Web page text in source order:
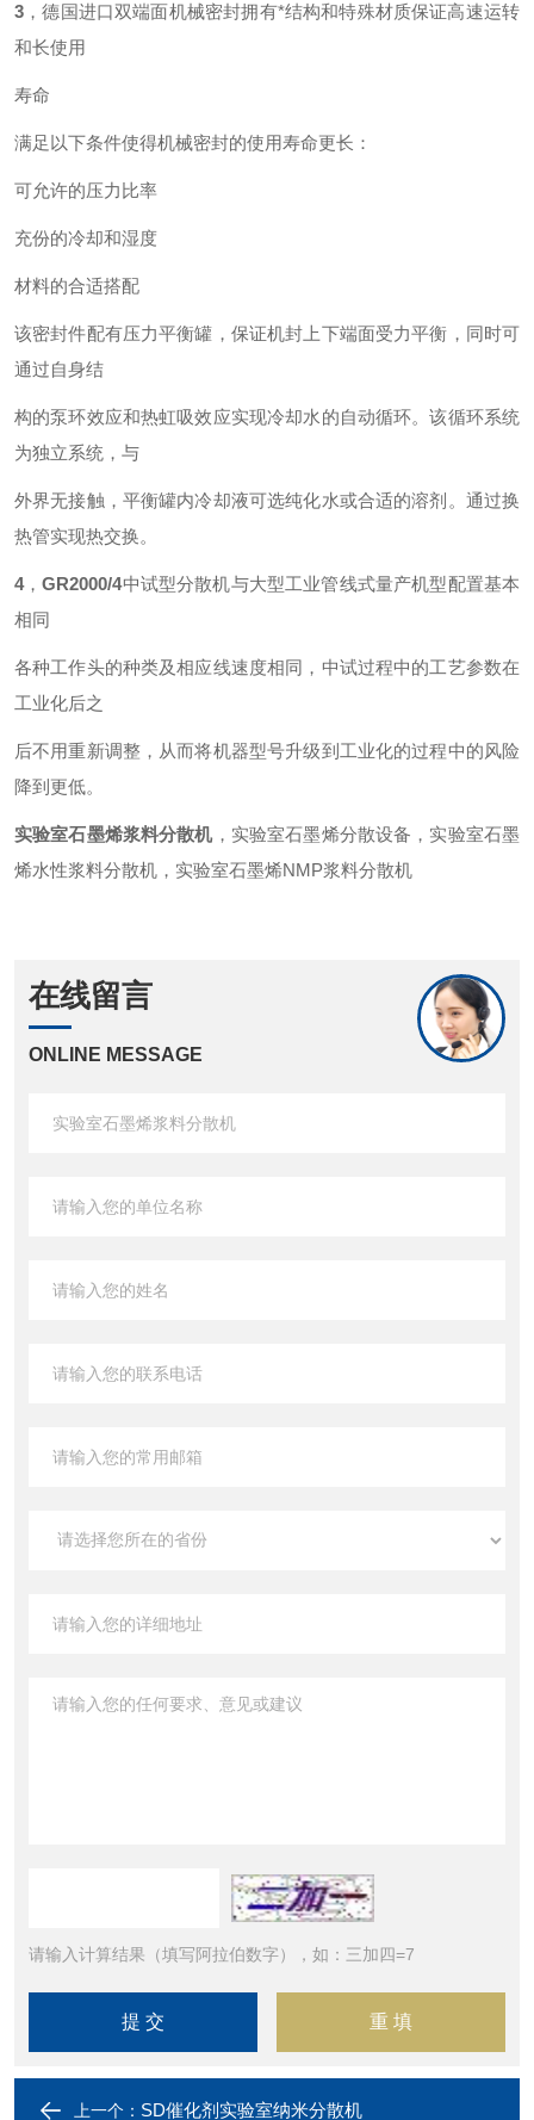
3 ，德国进口双端面机械密封拥有*结构和特殊材质保证高速运转
和长使用
寿命
满足以下条件使得机械密封的使用寿命更长：
可允许的压力比率
充份的冷却和湿度
材料的合适搭配
该密封件配有压力平衡罐，保证机封上下端面受力平衡，同时可
通过自身结
构的泵环效应和热虹吸效应实现冷却水的自动循环。该循环系统
为独立系统，与
外界无接触，平衡罐内冷却液可选纯化水或合适的溶剂。通过换
热管实现热交换。
4，GR2000/4中试型分散机与大型工业管线式量产机型配置基本
相同
各种工作头的种类及相应线速度相同，中试过程中的工艺参数在
工业化后之
后不用重新调整，从而将机器型号升级到工业化的过程中的风险
降到更低。
实验室石墨烯浆料分散机，实验室石墨烯分散设备，实验室石墨
烯水性浆料分散机，实验室石墨烯NMP浆料分散机
在线留言
ONLINE MESSAGE
请输入计算结果（填写阿拉伯数字），如：三加四=7
上一个： SD催化剂实验室纳米分散机